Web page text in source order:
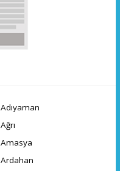
Adıyaman
Ağrı
Amasya
Ardahan